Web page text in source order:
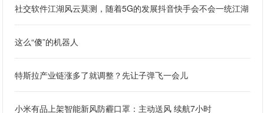
社交软件江湖风云莫测，随着5G的发展抖音快手会不会一统江湖
这么“傻”的机器人
特斯拉产业链涨多了就调整？先让子弹飞一会儿
小米有品上架智能新风防霾口罩：主动送风 续航7小时